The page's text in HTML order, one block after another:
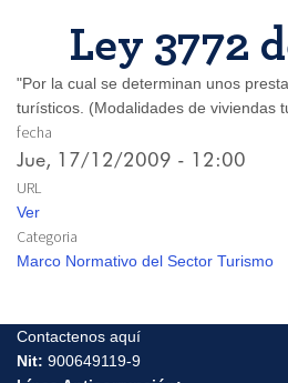
Ley 3772
"Por la cual se determinan unos
turísticos. (Modalidades de viviendas
fecha
Jue, 17/12/2009 - 12:00
URL
Ver
Categoria
Marco Normativo del Sector Turismo
Contactenos aquí
Nit: 900649119-9